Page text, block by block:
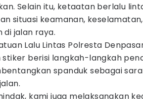
Selain itu, ketaatan berlalu
situasi keamanan,
di jalan raya.
Lalu Lintas Polresta
stiker berisi langkah-langkah
spanduk sebagai
kami juga melaksanakan